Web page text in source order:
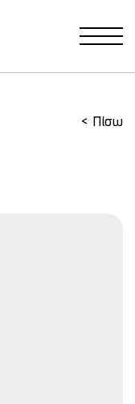
< Πίσω